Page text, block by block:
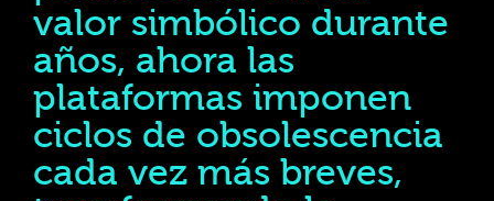
valor simbólico durante
años, ahora las
plataformas imponen
ciclos de obsolescencia
cada vez más breves,